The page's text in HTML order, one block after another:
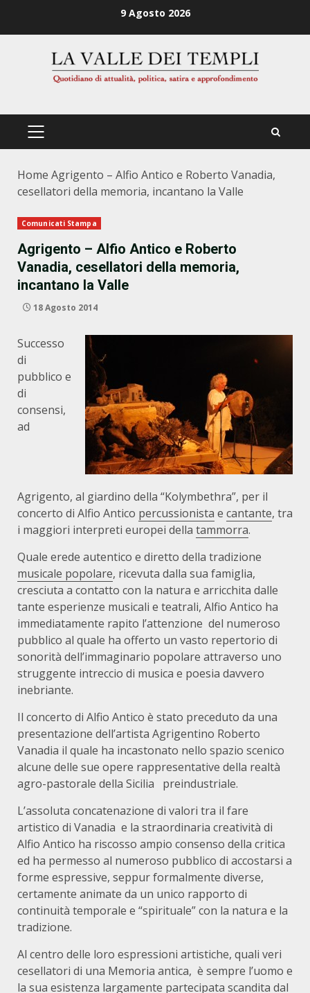
9 Agosto 2026
PRIMÄRES
Home Agrigento – Alfio Antico e Roberto Vanadia,
cesellatori della memoria, incantano la Valle
Comunicati Stampa
Agrigento – Alfio Antico e Roberto
Vanadia, cesellatori della memoria,
incantano la Valle
18 Agosto 2014
Successo
di
pubblico e
di
consensi,
ad
Agrigento, al giardino della “Kolymbethra”, per il
concerto di Alfio Antico percussionista e cantante, tra
i maggiori interpreti europei della tammorra.
Quale erede autentico e diretto della tradizione
musicale popolare, ricevuta dalla sua famiglia,
cresciuta a contatto con la natura e arricchita dalle
tante esperienze musicali e teatrali, Alfio Antico ha
immediatamente rapito l’attenzione del numeroso
pubblico al quale ha offerto un vasto repertorio di
sonorità dell’immaginario popolare attraverso uno
struggente intreccio di musica e poesia davvero
inebriante.
Il concerto di Alfio Antico è stato preceduto da una
presentazione dell’artista Agrigentino Roberto
Vanadia il quale ha incastonato nello spazio scenico
alcune delle sue opere rappresentative della realtà
agro-pastorale della Sicilia preindustriale.
L’assoluta concatenazione di valori tra il fare
artistico di Vanadia e la straordinaria creatività di
Alfio Antico ha riscosso ampio consenso della critica
ed ha permesso al numeroso pubblico di accostarsi a
forme espressive, seppur formalmente diverse,
certamente animate da un unico rapporto di
continuità temporale e “spirituale” con la natura e la
tradizione.
Al centro delle loro espressioni artistiche, quali veri
cesellatori di una Memoria antica, è sempre l’uomo e
la sua esistenza largamente partecipata scandita dal